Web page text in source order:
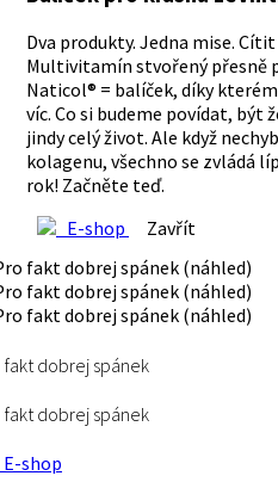
Dva produkty. Jedna mise.
Multivitamín stvořený přesně
Naticol® = balíček, díky
víc. Co si budeme povídat, být
jindy celý život. Ale když
kolagenu, všechno se zvládá
rok! Začněte teď.
E-shop
Zavřít
fakt dobrej spánek
fakt dobrej spánek
shop